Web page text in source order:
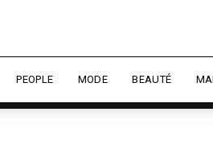
pour améliorer votre
Accepter tout
PEOPLE MODE BEAUTÉ